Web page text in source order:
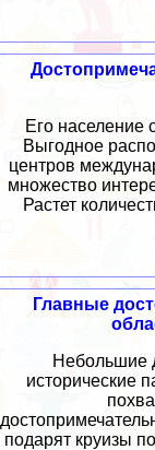
Его население
Выгодное
центров
множество
Растет
Главные
Небольшие
исторические
подарят круизы